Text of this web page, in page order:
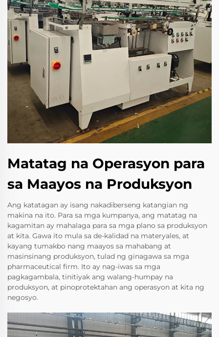
Matatag na Operasyon para
sa Maayos na Produksyon
Ang katatagan ay isang nakadiberseng katangian ng
makina na ito. Para sa mga kumpanya, ang matatag na
kagamitan ay mahalaga para sa mga plano sa produksyon
at kita. Gawa ito mula sa de-kalidad na materyales, at
kayang tumakbo nang maayos sa mahabang at
masinsinang produksyon, tulad ng ginagawa sa mga
pharmaceutical firm. Ito ay nag-iwas sa mga
pagkagambala, tinitiyak ang walang-humpay na
produksyon, at pinoprotektahan ang operasyon at kita ng
negosyo.